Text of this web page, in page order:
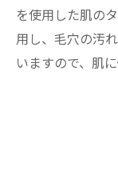
を使用した肌の
用し、毛穴の汚
いますので、肌